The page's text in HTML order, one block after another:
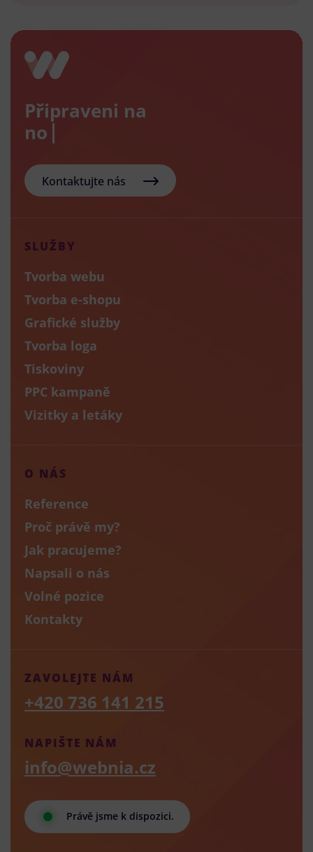
Připraveni na
nový e-s
Kontaktujte nás
SLUŽBY
Tvorba webu
Tvorba e-shopu
Grafické služby
Tvorba loga
Tiskoviny
PPC kampaně
Vizitky a letáky
O NÁS
Reference
Proč právě my?
Jak pracujeme?
Napsali o nás
Volné pozice
Kontakty
Právě jsme k dispozici.
NAPIŠTE NÁM
info@webnia.cz
ZAVOLEJTE NÁM
+420 736 141 215